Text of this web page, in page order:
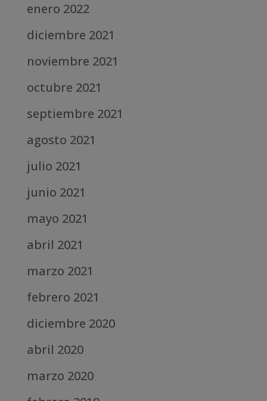
enero 2022
diciembre 2021
noviembre 2021
octubre 2021
septiembre 2021
agosto 2021
julio 2021
junio 2021
mayo 2021
abril 2021
marzo 2021
febrero 2021
diciembre 2020
abril 2020
marzo 2020